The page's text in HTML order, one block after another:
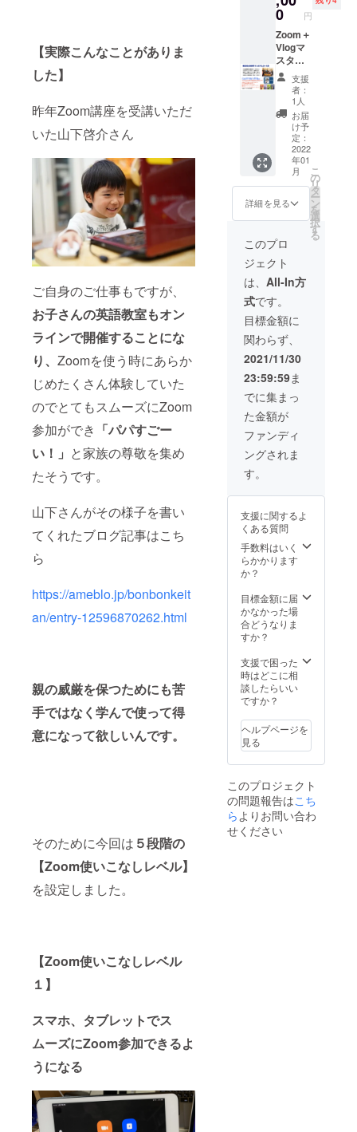
【実際こんなことがありま
した】
昨年Zoom講座を受講いただ
いた山下啓介さん
ご自身のご仕事もですが、
お子さんの英語教室もオン
ラインで開催することにな
り、 Zoomを使う時にあらか
じめたくさん体験していた
のでとてもスムーズにZoom
参加ができ 「パパすごー
い！」 と家族の尊敬を集め
たそうです。
山下さんがその様子を書い
てくれたブログ記事はこち
ら
https://ameblo.jp/bonbonkeit
an/entry-12596870262.html
親の威厳を保つためにも苦
手ではなく学んで使って得
意になって欲しいんです。
そのために今回は ５段階の
【Zoom使いこなしレベル】
を設定しました。
【Zoom使いこなしレベル
１】
スマホ、タブレットでス
ムーズにZoom参加できるよ
うになる
にて打
合せ開
催日が
決定し
たらこ
ちらか
らミー
ティン
グIDを
発行し
てお知
らせし
ます。
にて郵
送させ
て頂き
送料740
円はこ
ちらで
負担さ
せて頂
きま
す。 リ
アルセ
ミナー
開催の
ため
オー
ティ
アット
平松が
あなた
の街へ
お伺い
しま
す。
Zoomセ
ミナー
運営ノ
ウハウ
講座
（120
分）を
受講し
てお客
様と一
緒にオ
ンライ
ン化を
にご活
さい。
現地へ
の移動
費、宿
泊費こ
負担さ
せて頂
きま
す。 開
関して
はクラ
ウド
ファン
グ終了
後に
メール
にて打
願いし
ます。
注：
ソー
シャル
0 円
Zoom＋
Vlogマ
スター
読本10
冊提供
リアル
での
Vlog動
画始め
方・作
り方講
座（120
分）付
き リ
ターン
はレ
ター
パック
にて郵
送させ
て頂き
送料740
円はこ
ちらで
負担さ
せて頂
きま
す。 リ
アルセ
ミナー
開催の
ため
オー
ティ
あなた
お伺い
しま
す。
Vlog動
画始め
り方講
座（120
分）を
受講し
様と一
緒にオ
ンライ
ン化を
る機会
にご活
用くだ
さい。
の移動
費、宿
泊費こ
ちらで
負担さ
支援
者：
1人
お届
け予
定：
2022
年01
月
詳細を見る
こ
の
リ
タ
ー
ン
を
選
択
す
る
このプロ
ジェクト
は、 All-In方
式です。
目標金額に
関わらず、
2021/11/30
23:59:59ま
でに集まっ
た金額が
ファンディ
ングされま
す。
支援に関するよ
くある質問
手数料はいく
らかかります
か？
目標金額に届
かなかった場
合どうなりま
すか？
支援で困った
時はどこに相
談したらいい
ですか？
ヘルプページを
見る
このプロジェクト
の問題報告はこち
ら よりお問い合わ
せください